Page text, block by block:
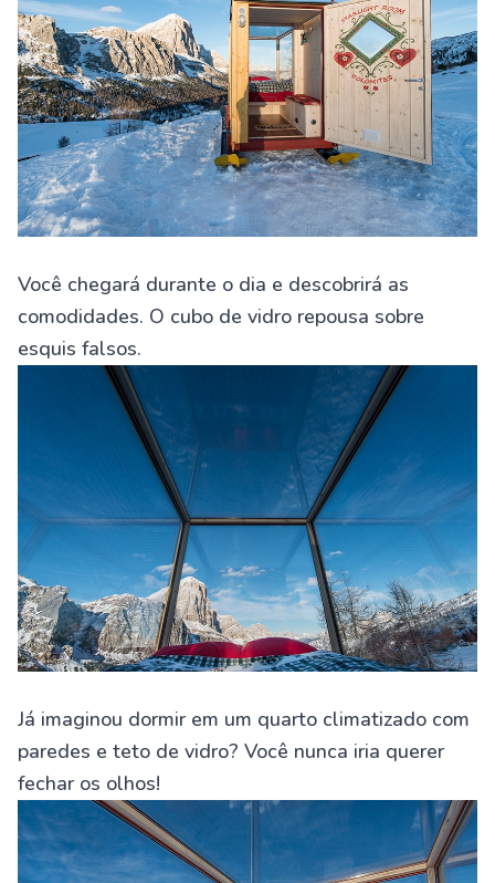
Você chegará durante o dia e descobrirá as
comodidades. O cubo de vidro repousa sobre
esquis falsos.
Já imaginou dormir em um quarto climatizado com
paredes e teto de vidro? Você nunca iria querer
fechar os olhos!